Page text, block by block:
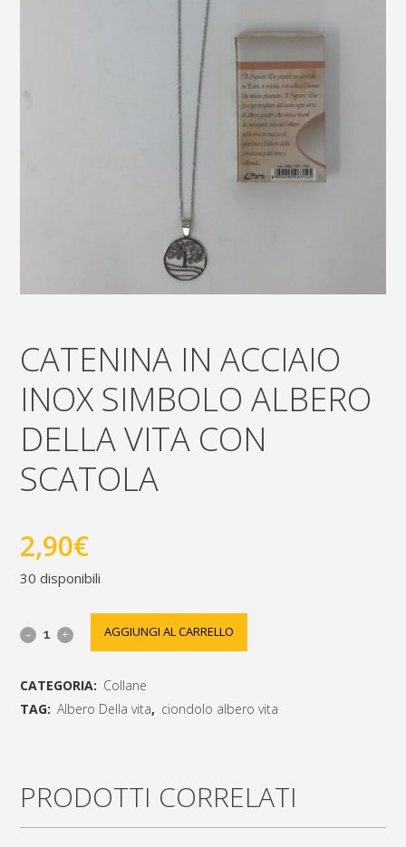
CATENINA IN ACCIAIO
INOX SIMBOLO ALBERO
DELLA VITA CON
SCATOLA
2,90€
30 disponibili
Catenina
albero
della
AGGIUNGI AL CARRELLO
CATEGORIA: Collane
TAG: Albero Della vita, ciondolo albero vita
PRODOTTI CORRELATI